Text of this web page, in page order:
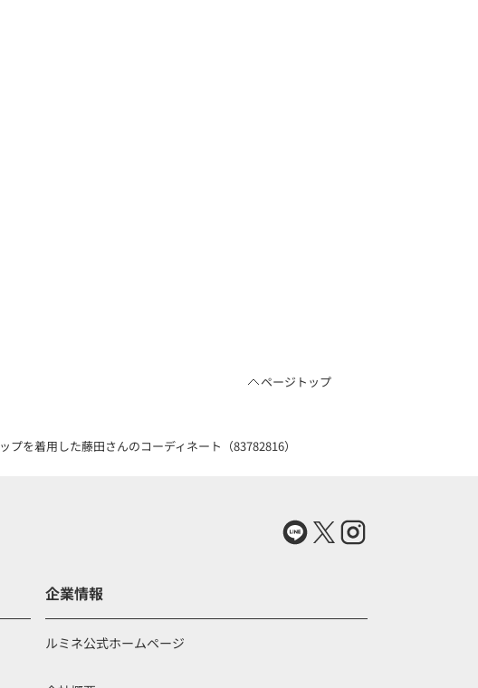
ページトップ
を着用した藤田さんのコーディネート（83782816）
企業情報
ルミネ公式ホームページ